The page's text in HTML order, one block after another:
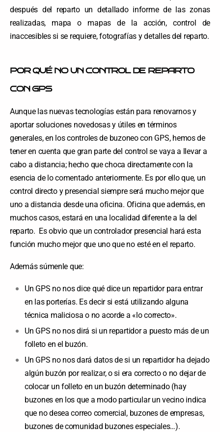
después del reparto un detallado informe de las zonas
realizadas, mapa o mapas de la acción, control de
inaccesibles si se requiere, fotografías y detalles del reparto.
POR QUÉ NO UN CONTROL DE REPARTO
CON GPS
Aunque las nuevas tecnologías están para renovarnos y
aportar soluciones novedosas y útiles en términos
generales, en los controles de buzoneo con GPS, hemos de
tener en cuenta que gran parte del control se vaya a llevar a
cabo a distancia; hecho que choca directamente con la
esencia de lo comentado anteriormente. Es por ello que, un
control directo y presencial siempre será mucho mejor que
uno a distancia desde una oficina. Oficina que además, en
muchos casos, estará en una localidad diferente a la del
reparto. Es obvio que un controlador presencial hará esta
función mucho mejor que uno que no esté en el reparto.
Además súmenle que:
Un GPS no nos dice qué dice un repartidor para entrar
en las porterías. Es decir si está utilizando alguna
técnica maliciosa o no acorde a «lo correcto».
Un GPS no nos dirá si un repartidor a puesto más de un
folleto en el buzón.
Un GPS no nos dará datos de si un repartidor ha dejado
algún buzón por realizar, o si era correcto o no dejar de
colocar un folleto en un buzón determinado (hay
buzones en los que a modo particular un vecino indica
que no desea correo comercial, buzones de empresas,
buzones de comunidad buzones especiales…).